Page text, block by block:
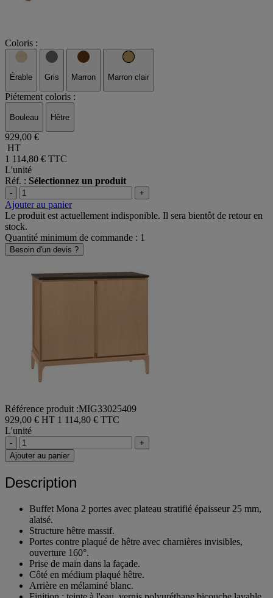
Coloris :
Piétement coloris :
929,00 €
HT
1 114,80 €
L'unité
Réf. :Sélectionnez un produit
-
Ajouter au panier
Le produit est actuellement indisponible. Il sera bientôt de retour en
stock.
Quantité minimum de commande : 1
Référence produit :MIG33025409
929,00 € HT
L'unité
-
Description
Buffet Mona 2 portes avec plateau stratifié épaisseur 25 mm,
alaisé.
Structure hêtre massif.
Portes contre plaqué de hêtre avec charnières invisibles,
ouverture 160°.
Prise de main dans la façade.
Côté en médium plaqué hêtre.
Arrière en mélaminé blanc.